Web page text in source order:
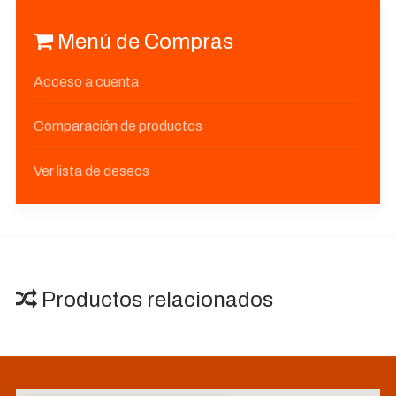
Menú de Compras
Acceso a cuenta
Comparación de productos
Ver lista de deseos
Productos relacionados